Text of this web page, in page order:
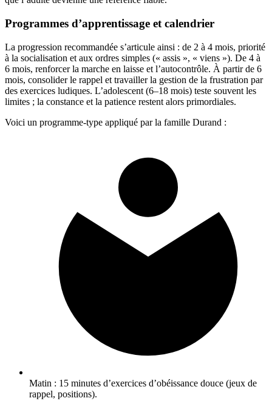
Programmes d’apprentissage et calendrier
La progression recommandée s’articule ainsi : de 2 à 4 mois, priorité
à la socialisation et aux ordres simples (« assis », « viens »). De 4 à
6 mois, renforcer la marche en laisse et l’autocontrôle. À partir de 6
mois, consolider le rappel et travailler la gestion de la frustration par
des exercices ludiques. L’adolescent (6–18 mois) teste souvent les
limites ; la constance et la patience restent alors primordiales.
Voici un programme-type appliqué par la famille Durand :
Matin : 15 minutes d’exercices d’obéissance douce (jeux de
rappel, positions).